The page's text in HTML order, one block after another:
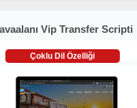
Vip Transfer Scripti
Çoklu Dil Özelliği